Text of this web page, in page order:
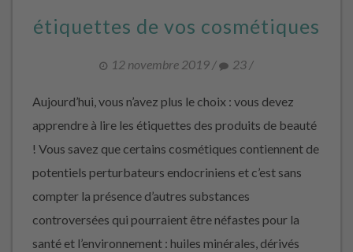
étiquettes de vos cosmétiques
12 novembre 2019 / 23 /
Aujourd’hui, vous n’avez plus le choix : vous devez
apprendre à lire les étiquettes des produits de beauté
! Vous savez que certains cosmétiques contiennent de
potentiels perturbateurs endocriniens et c’est sans
compter la présence d’autres substances
controversées qui pourraient être néfastes pour la
santé et l’environnement : huiles minérales, dérivés